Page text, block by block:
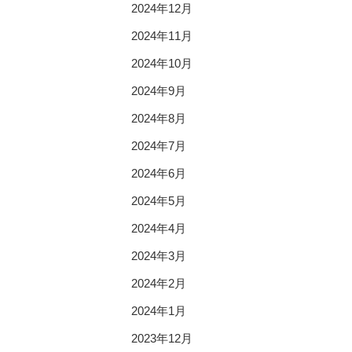
2024年12月
2024年11月
2024年10月
2024年9月
2024年8月
2024年7月
2024年6月
2024年5月
2024年4月
2024年3月
2024年2月
2024年1月
2023年12月